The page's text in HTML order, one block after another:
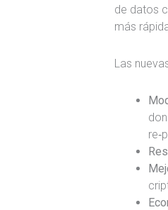
de datos
más
Las